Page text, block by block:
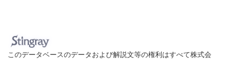
このデータベースのデータおよび解説文等の権利はすべて株式会